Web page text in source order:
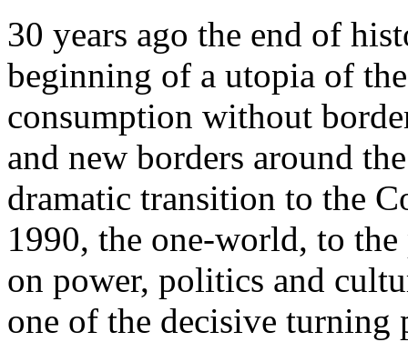
30 years ago the end of
beginning of a utopia of
consumption without
and new borders around
dramatic transition to the
1990, the one-world, to the
on power, politics and
one of the decisive turning